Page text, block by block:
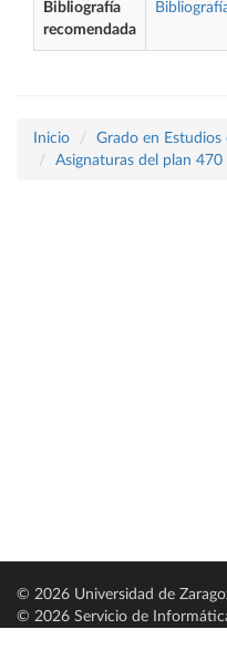
Bibliografía
recomendada
Inicio
Grado en
Asignaturas del plan 470
© 2026 Universidad de
© 2026 Servicio de